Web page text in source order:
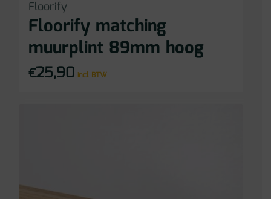
Floorify
Floorify matching
muurplint 89mm hoog
€25,90 incl BTW